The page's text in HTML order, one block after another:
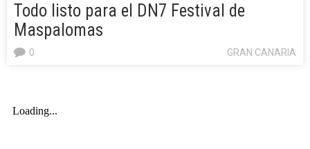
Todo listo para el DN7 Festival de
Maspalomas
GRAN CANARIA
0